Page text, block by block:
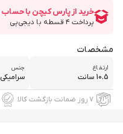
مشخصات
ارتفاع
10.5 سانت
جنس
سرامیکی
۷ روز ضمانت بازگشت کالا